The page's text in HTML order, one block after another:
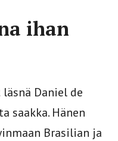
ihan
Daniel de
saakka. Hänen
Brasilian ja